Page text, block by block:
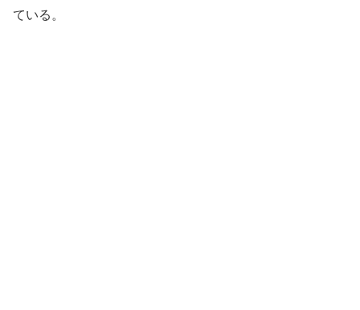
ている。